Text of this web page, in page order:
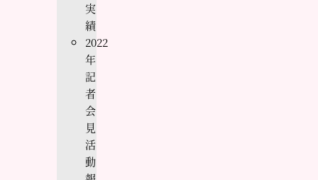
実
績
2022
年
記
者
会
見
活
動